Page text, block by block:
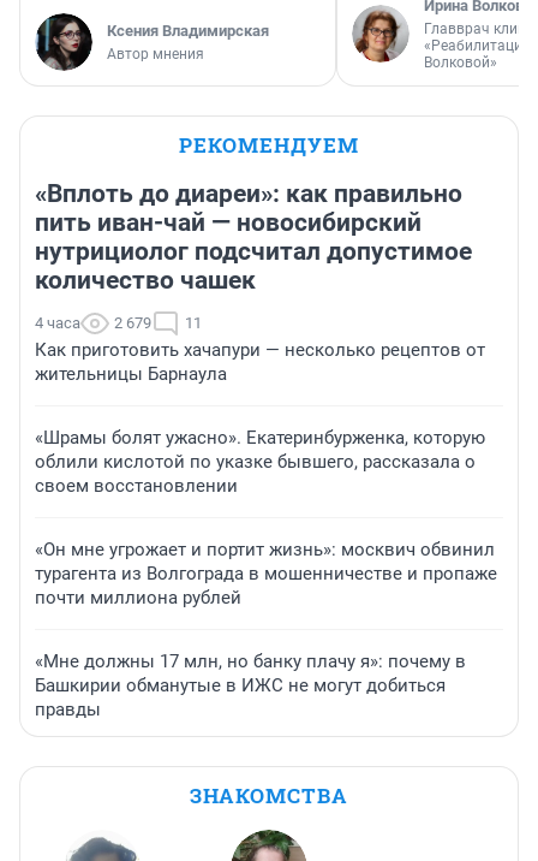
Ксения Владимирская
Автор мнения
Ирина Волкова
Главврач
«Реабилитация
Волковой»
РЕКОМЕНДУЕМ
«Вплоть до диареи»: как правильно
пить иван-чай — новосибирский
нутрициолог подсчитал допустимое
количество чашек
4 часа 2 679 11
Как приготовить хачапури — несколько рецептов от
жительницы Барнаула
«Шрамы болят ужасно». Екатеринбурженка, которую
облили кислотой по указке бывшего, рассказала о
своем восстановлении
«Он мне угрожает и портит жизнь»: москвич обвинил
турагента из Волгограда в мошенничестве и пропаже
почти миллиона рублей
«Мне должны 17 млн, но банку плачу я»: почему в
Башкирии обманутые в ИЖС не могут добиться
правды
ЗНАКОМСТВА